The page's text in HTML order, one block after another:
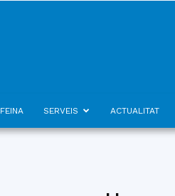
SERVEIS ACTUALITAT